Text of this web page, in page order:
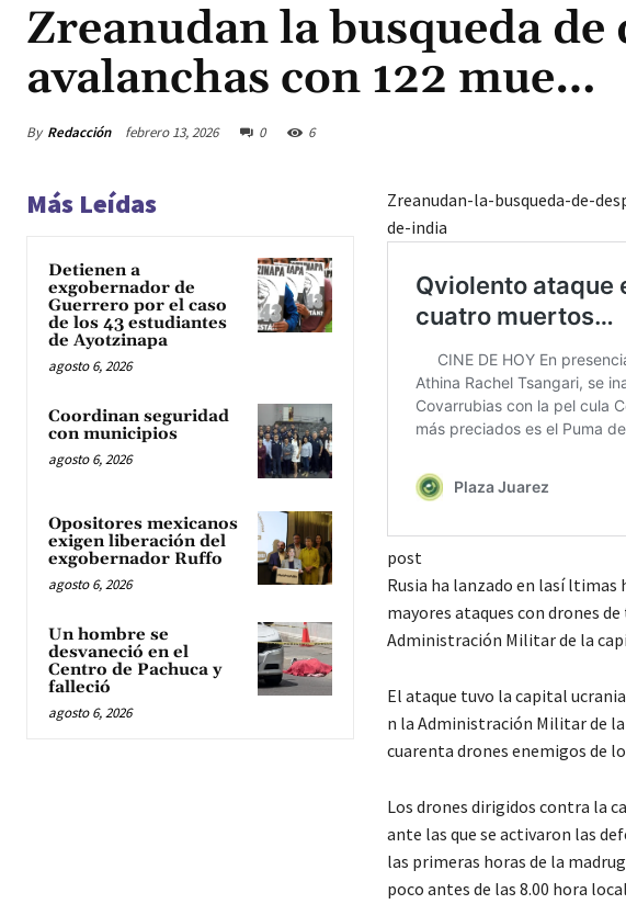
Zreanudan la busqueda
avalanchas con 122 mue…
By Redacción febrero 13, 2026 0 6
Más Leídas
Detienen a
exgobernador de
Guerrero por el caso
de los 43 estudiantes
de Ayotzinapa
agosto 6, 2026
Coordinan seguridad
con municipios
agosto 6, 2026
Opositores mexicanos
exigen liberación del
exgobernador Ruffo
agosto 6, 2026
Un hombre se
desvaneció en el
Centro de Pachuca y
falleció
agosto 6, 2026
Zreanudan-la-busqueda-de-
de-india
post
Rusia ha lanzado en lasí ltimas
mayores ataques con drones
Administración Militar de la
El ataque tuvo la capital
n la Administración Militar de
cuarenta drones enemigos de
Los drones dirigidos contra la
ante las que se activaron las
las primeras horas de la
poco antes de las 8.00 hora